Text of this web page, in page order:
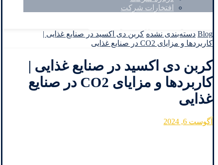
افتخارات شرکت
Blog دسته‌بندی نشده کربن دی اکسید در صنایع غذایی |
کاربردها و مزایای CO2 در صنایع غذایی
کربن دی اکسید در صنایع غذایی |
کاربردها و مزایای CO2 در صنایع
غذایی
آگوست 6, 2024